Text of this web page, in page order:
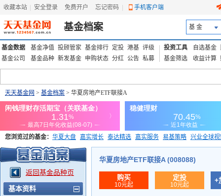
收藏本站 安全登录 免费开户 忘记密码 手机客户端
基金档案 基 金
基金数据 基金净值 投顾管家 基金排行 定投 港基 评级
基金公司
基金品种 新发基金 申购状态 分红 公告 私募
投资工具 自选基金
基金筛选
收益计算
天天基金网 > 基金档案 > 华夏房地产ETF联接A
您浏览过的基金： 华夏大盘 嘉实增长 泰达精选 嘉实服务 易基策略 兴业全球
添富优势 华安宏利 上证180价值ETF
返回基金品种页
基本资料
华夏房地产ETF联接A (008088)
购买
10元起
定投
10元起
+